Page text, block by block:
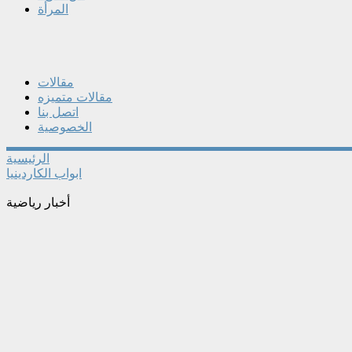
المرأة
مقالات
مقالات متميزه
اتصل بنا
الخصوصية
الرئيسية
ابواب الكاردينيا
أخبار رياضية